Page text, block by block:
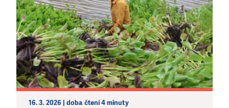
16. 3. 2026 | doba čtení 4 minuty